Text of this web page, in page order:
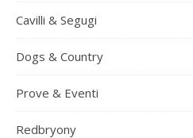
Cavilli & Segugi
Dogs & Country
Prove & Eventi
Redbryony